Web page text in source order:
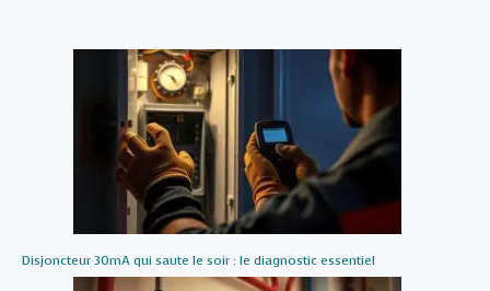
Disjoncteur 30mA qui saute le soir : le diagnostic essentiel